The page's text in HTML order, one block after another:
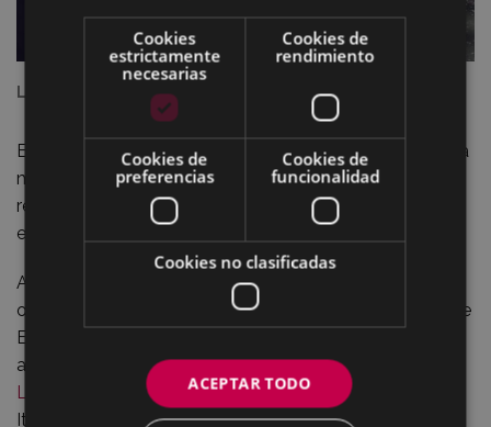
La Lachera
El grupo Kezka saldrá el día 4 de febrero a las 8,30 de la
mañana desde el Mercado para realizar ya habitual
recorrido de “
koko-dantzak
” por los caseríos y valles
eibarreses.
A partir de las 19:00 de la tarde los dantzaris de Kezka
ofrecerán esos mismos bailes por las calles céntricas de
Eibar (Zuluaga, Toribio Etxebarria, Calbetón...)
acompañados por la charangaMauxitxa
La Lachera
, uno de los carnavales más antiguos de
Italia, unidos con el grupo eibarrés, a pesar de la
Cookies
estrictamente
necesarias
Cookies de
rendimiento
Cookies de
preferencias
Cookies de
funcionalidad
Cookies no clasificadas
ACEPTAR TODO